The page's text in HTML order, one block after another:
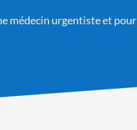
médecin urgentiste et pour